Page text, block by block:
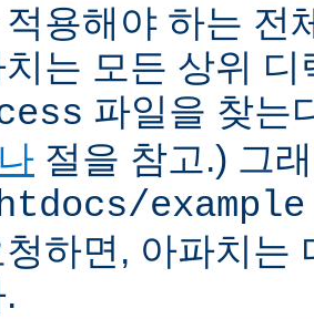
용해야 하는 전
는 모든 상위 디
파일을 찾는
절을 참고.) 그
example
하면, 아파치는